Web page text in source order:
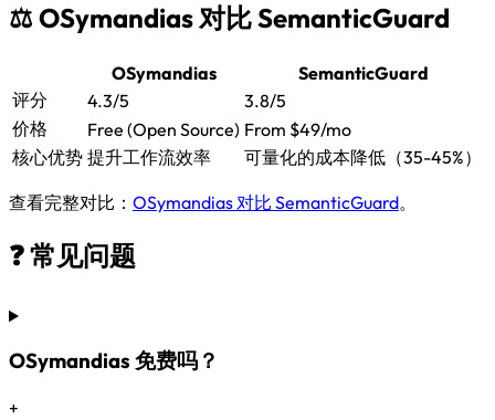
⚖️ OSymandias 对比 SemanticGuard
OSymandias
SemanticGuard
评分
4.3/5
3.8/5
价格
Free (Open Source) From $49/mo
核心优势 提升工作流效率 可量化的成本降低（35-45%）
查看完整对比： OSymandias 对比 SemanticGuard。
❓ 常见问题
OSymandias 免费吗？
+